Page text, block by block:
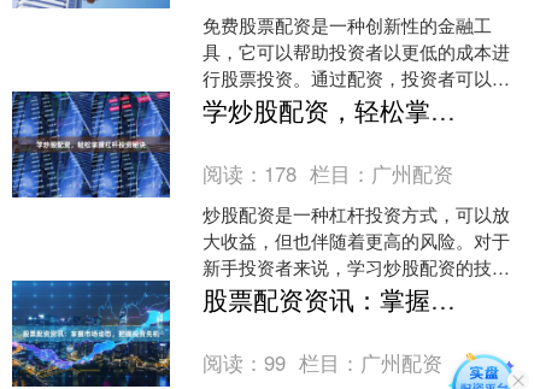
免费股票配资是一种创新性的金融工
具，它可以帮助投资者以更低的成本进
行股票投资。通过配资，投资者可以获
得比自己资金更多的资金进行投资，从
而放大收益潜力期货配资配资....
学炒股配资，轻松掌握杠杆投资秘诀
阅读： 178 栏目： 广州配资
炒股配资是一种杠杆投资方式，可以放
大收益，但也伴随着更高的风险。对于
新手投资者来说，学习炒股配资的技巧
至关重要。 **什么是炒股配资？** 炒股
配资是指投资者通....
股票配资资讯：掌握市场动态，把握投资先机
阅读：99 栏目： 广州配资